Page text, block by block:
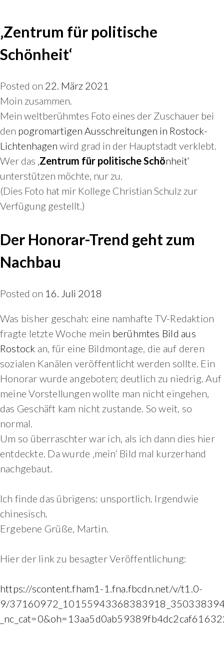
‚Zentrum für politische
Schönheit‘
Posted on 22. März 2021
Moin zusammen.
Mein weltberühmtes Foto eines der Zuschauer bei
den pogromartigen Ausschreitungen in Rostock-
Lichtenhagen wird grad in der Hauptstadt verklebt.
Wer das Zentrum für politische Schönheit‘
unterstützen möchte, nur zu.
(Dies Foto hat mir Kollege Christian Schulz zur
Verfügung gestellt.)
Der Honorar-Trend geht zum
Nachbau
Posted on 16. Juli 2018
Was bisher geschah: eine namhafte TV-Redaktion
fragte letzte Woche mein berühmtes Bild aus
Rostock an, für eine Bildmontage, die auf deren
sozialen Kanälen veröffentlicht werden sollte. Ein
Honorar wurde angeboten; deutlich zu niedrig. Auf
meine Vorstellungen wollte man nicht eingehen,
das Geschäft kam nicht zustande. So weit, so
normal.
Um so überraschter war ich, als ich dann dies hier
entdeckte. Da wurde ‚mein‘ Bild mal kurzerhand
nachgebaut.
Ich finde das übrigens: unsportlich. Irgendwie
chinesisch.
Ergebene Grüße, Martin.
Hier der link zu besagter Veröffentlichung:
https://scontent.fham1-1.fna.fbcdn.net/v/t1.0-
9/